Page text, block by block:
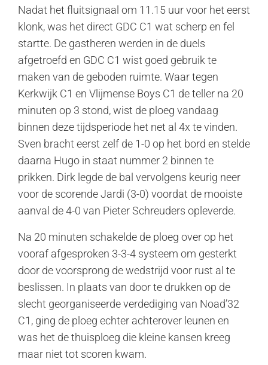
Nadat het fluitsignaal om 11.15 uur voor het eerst
klonk, was het direct GDC C1 wat scherp en fel
startte. De gastheren werden in de duels
afgetroefd en GDC C1 wist goed gebruik te
maken van de geboden ruimte. Waar tegen
Kerkwijk C1 en Vlijmense Boys C1 de teller na 20
minuten op 3 stond, wist de ploeg vandaag
binnen deze tijdsperiode het net al 4x te vinden.
Sven bracht eerst zelf de 1-0 op het bord en stelde
daarna Hugo in staat nummer 2 binnen te
prikken. Dirk legde de bal vervolgens keurig neer
voor de scorende Jardi (3-0) voordat de mooiste
aanval de 4-0 van Pieter Schreuders opleverde.
Na 20 minuten schakelde de ploeg over op het
vooraf afgesproken 3-3-4 systeem om gesterkt
door de voorsprong de wedstrijd voor rust al te
beslissen. In plaats van door te drukken op de
slecht georganiseerde verdediging van Noad’32
C1, ging de ploeg echter achterover leunen en
was het de thuisploeg die kleine kansen kreeg
maar niet tot scoren kwam.